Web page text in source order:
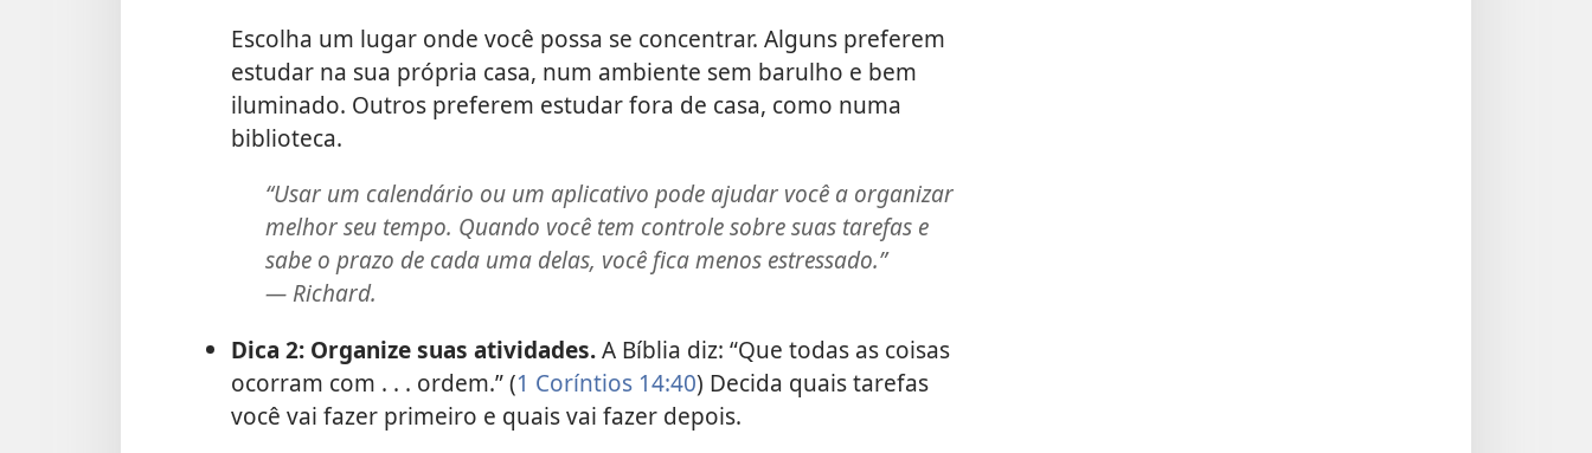
Escolha um lugar onde você possa se concentrar. Alguns preferem
estudar na sua própria casa, num ambiente sem barulho e bem
iluminado. Outros preferem estudar fora de casa, como numa
biblioteca.
“Usar um calendário ou um aplicativo pode ajudar você a organizar
melhor seu tempo. Quando você tem controle sobre suas tarefas e
sabe o prazo de cada uma delas, você fica menos estressado.”
— Richard.
Dica 2: Organize suas atividades.A Bíblia diz: “Que todas as coisas
ocorram com . . . ordem.” (1 Coríntios 14:40) Decida quais tarefas
você vai fazer primeiro e quais vai fazer depois.